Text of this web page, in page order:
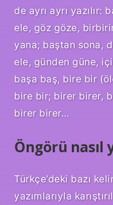
de ayrı ayrı yazılır:
ele, göz göze,
yana; baştan sona,
ele, günden güne,
başa baş, bire bir
bire bir; birer birer,
birer birer…
Öngörü nasıl
Türkçe’deki bazı
yazımlarıyla